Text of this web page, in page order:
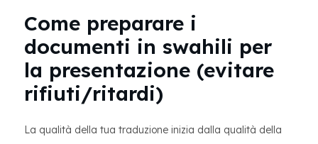
Come preparare i
documenti in swahili per
la presentazione (evitare
rifiuti/ritardi)
La qualità della tua traduzione inizia dalla qualità della